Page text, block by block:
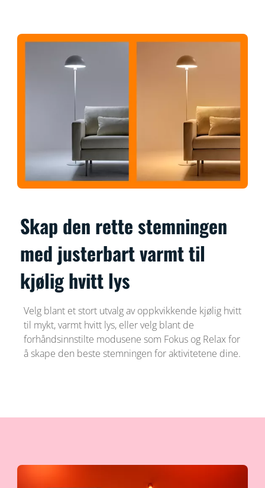
Skap den rette stemningen
med justerbart varmt til
kjølig hvitt lys
Velg blant et stort utvalg av oppkvikkende kjølig hvitt
til mykt, varmt hvitt lys, eller velg blant de
forhåndsinnstilte modusene som Fokus og Relax for
å skape den beste stemningen for aktivitetene dine.